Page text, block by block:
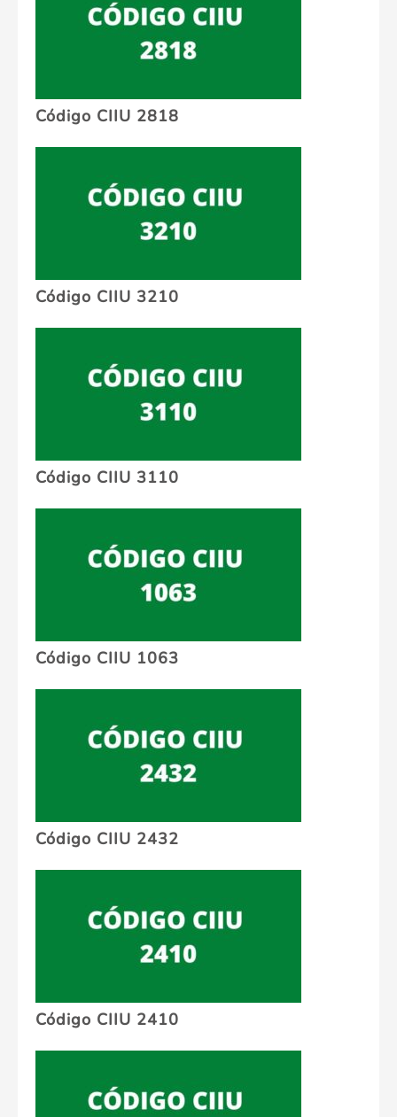
Código CIIU 2818
Código CIIU 3210
Código CIIU 3110
Código CIIU 1063
Código CIIU 2432
Código CIIU 2410